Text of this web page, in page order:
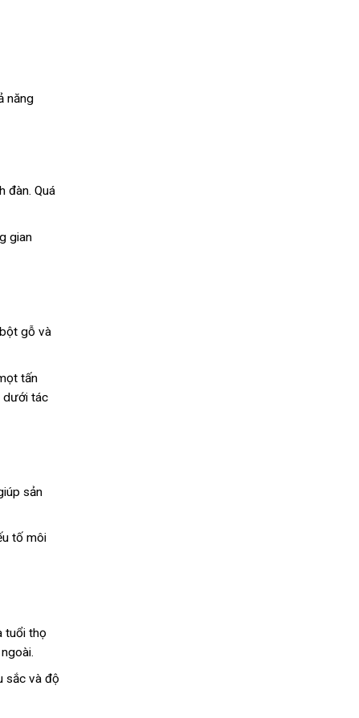
năng
đàn. Quá
gian
gỗ và
tấn
dưới tác
sản
tố môi
tuổi thọ
sắc và độ